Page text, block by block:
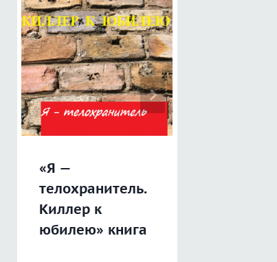
«Я —
телохранитель.
Киллер к
юбилею» книга